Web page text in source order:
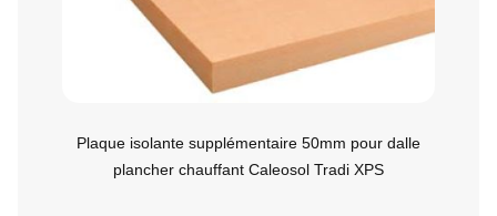
Plaque isolante supplémentaire 50mm pour dalle
plancher chauffant Caleosol Tradi XPS